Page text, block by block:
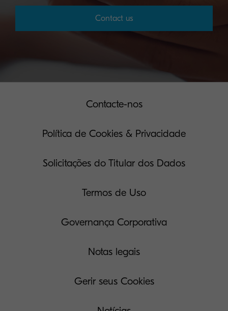
Contact us
Contacte-nos
Política de Cookies & Privacidade
Solicitações do Titular dos Dados
Termos de Uso
Governança Corporativa
Notas legais
Gerir seus Cookies